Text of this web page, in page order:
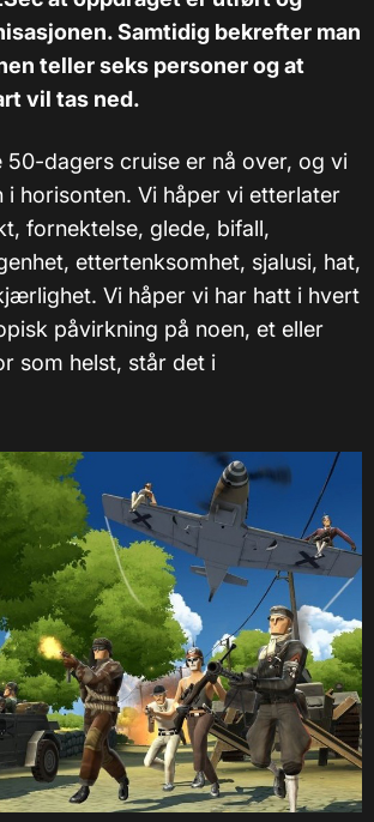
Samtidig bekrefter man
teller seks personer og at
vil tas ned.
50-dagers cruise er nå over, og vi
i horisonten. Vi håper vi etterlater
fornektelse, glede, bifall,
ettertenksomhet, sjalusi, hat,
Vi håper vi har hatt i hvert
påvirkning på noen, et eller
som helst, står det i